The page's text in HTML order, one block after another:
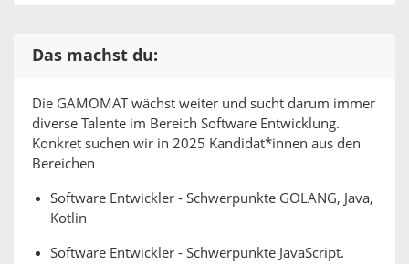
Das machst du:
Die GAMOMAT wächst weiter und sucht darum immer
diverse Talente im Bereich Software Entwicklung.
Konkret suchen wir in 2025 Kandidat*innen aus den
Bereichen
Software Entwickler - Schwerpunkte GOLANG, Java,
Kotlin
Software Entwickler - Schwerpunkte JavaScript.